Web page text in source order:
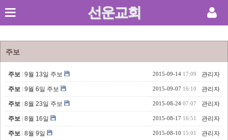
선운교회
주보
주보 9월 13일 주보 2015-09-14 17:09 관리자
주보 9월 6일 주보 2015-09-07 16:10 관리자
주보 8월 23일 주보 2015-08-24 07:07 관리자
주보 8월 16일 2015-08-17 16:51 관리자
주보 8월 9일 2015-08-10 15:01 관리자
Sketchbook5, 스케치북5
Sketchbook5, 스케치북5